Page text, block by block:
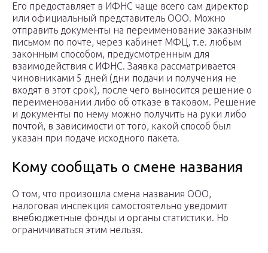
Его предоставляет в ИФНС чаще всего сам директор
или официальный представитель ООО. Можно
отправить документы на переименование заказным
письмом по почте, через кабинет МФЦ, т.е. любым
законным способом, предусмотренным для
взаимодействия с ИФНС. Заявка рассматривается
чиновниками 5 дней (дни подачи и получения не
входят в этот срок), после чего выносится решение о
переименовании либо об отказе в таковом. Решение
и документы по нему можно получить на руки либо
почтой, в зависимости от того, какой способ был
указан при подаче исходного пакета.
Кому сообщать о смене названия
О том, что произошла смена названия ООО,
налоговая инспекция самостоятельно уведомит
внебюджетные фонды и органы статистики. Но
ограничиваться этим нельзя.